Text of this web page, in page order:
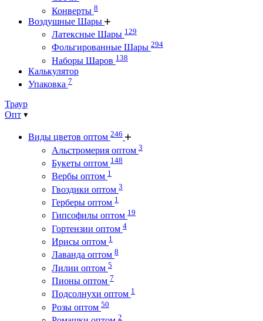
Конверты 8
Воздушные Шары
Латексные Шары 129
Фольгированные Шары 294
Наборы Шаров 138
Калькулятор
Упаковка 7
Траур
Опт
Виды цветов оптом 246
Альстромерия оптом 3
Букеты оптом 148
Вербы оптом 1
Гвоздики оптом 3
Герберы оптом 1
Гипсофилы оптом 19
Гортензии оптом 4
Ирисы оптом 1
Лаванда оптом 8
Лилии оптом 5
Пионы оптом 7
Подсолнухи оптом 1
Розы оптом 50
2